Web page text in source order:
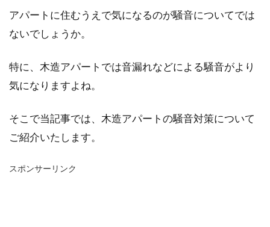
アパートに住むうえで気になるのが騒音についてでは
ないでしょうか。
特に、木造アパートでは音漏れなどによる騒音がより
気になりますよね。
そこで当記事では、木造アパートの騒音対策について
ご紹介いたします。
スポンサーリンク